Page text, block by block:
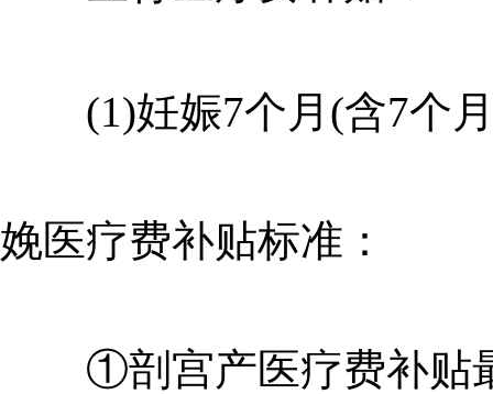
(1)妊娠7个月(含7个月)
娩医疗费补贴标准：
①剖宫产医疗费补贴最